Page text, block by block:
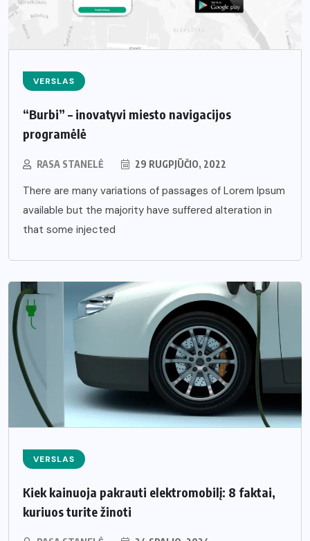
VERSLAS
“Burbi” – inovatyvi miesto navigacijos
programėlė
RASA STANELĖ 29 RUGPJŪČIO, 2022
There are many variations of passages of Lorem Ipsum
available but the majority have suffered alteration in
that some injected
VERSLAS
Kiek kainuoja pakrauti elektromobilį: 8 faktai,
kuriuos turite žinoti